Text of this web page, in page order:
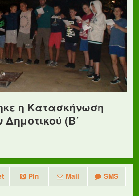
η Κατασκήνωση
(Β΄
Pin Mail SMS